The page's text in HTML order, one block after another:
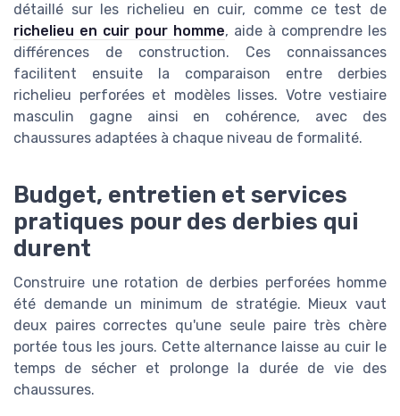
détaillé sur les richelieu en cuir, comme ce test de
richelieu en cuir pour homme, aide à comprendre les
différences de construction. Ces connaissances
facilitent ensuite la comparaison entre derbies
richelieu perforées et modèles lisses. Votre vestiaire
masculin gagne ainsi en cohérence, avec des
chaussures adaptées à chaque niveau de formalité.
Budget, entretien et services
pratiques pour des derbies qui
durent
Construire une rotation de derbies perforées homme
été demande un minimum de stratégie. Mieux vaut
deux paires correctes qu'une seule paire très chère
portée tous les jours. Cette alternance laisse au cuir le
temps de sécher et prolonge la durée de vie des
chaussures.